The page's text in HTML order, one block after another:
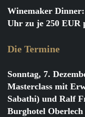
Winemaker
Uhr zu je 250 EUR
Die Termine
Sonntag, 7.
Masterclass mit
Sabathi) und Ralf
Burghotel